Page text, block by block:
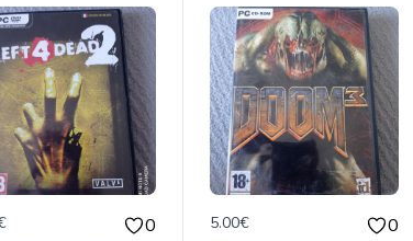
0 5.00€ 0